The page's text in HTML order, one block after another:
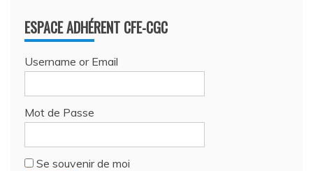
ESPACE ADHÉRENT CFE-CGC
Username or Email
Mot de Passe
Se souvenir de moi